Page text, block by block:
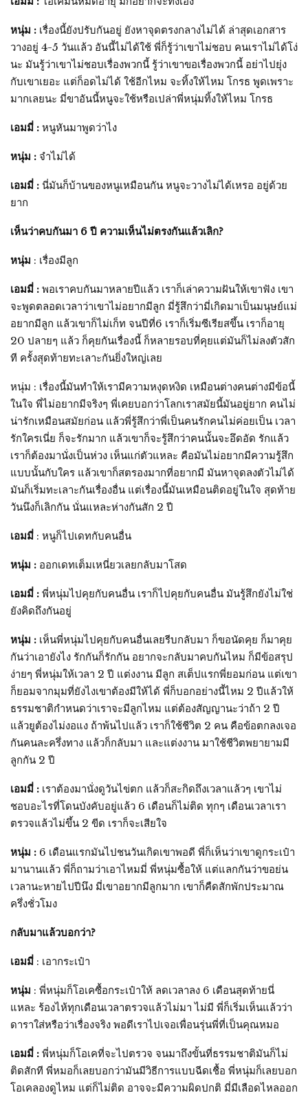
หนุ่ม : เรื่องนี้ยังปรับกันอยู่ ยังหาจุดตรงกลางไม่ได้ ล่าสุดเอกสาร
วางอยู่ 4-5 วันแล้ว อันนี้ไม่ได้ใช้ พี่ก็รู้ว่าเขาไม่ชอบ คนเราไม่ได้โง่
นะ มันรู้ว่าเขาไม่ชอบเรื่องพวกนี้ รู้ว่าเขาขอเรื่องพวกนี้ อย่าไปยุ่ง
กับเขาเยอะ แต่ก็อดไม่ได้ ใช้อีกไหม จะทิ้งให้ไหม โกรธ พูดเพราะ
มากเลยนะ มี่ขาอันนี้หนูจะใช้หรือเปล่าพี่หนุ่มทิ้งให้ไหม โกรธ
เอมมี่ : หนูหันมาพูดว่าไง
หนุ่ม : จำไม่ได้
เอมมี่ : นี่มันก็บ้านของหนูเหมือนกัน หนูจะวางไม่ได้เหรอ อยู่ด้วย
ยาก
เห็นว่าคบกันมา 6 ปี ความเห็นไม่ตรงกันแล้วเลิก?
หนุ่ม : เรื่องมีลูก
เอมมี่ : พอเราคบกันมาหลายปีแล้ว เราก็เล่าความฝันให้เขาฟัง เขา
จะพูดตลอดเวลาว่าเขาไม่อยากมีลูก มี่รู้สึกว่ามี่เกิดมาเป็นมนุษย์แม่
อยากมีลูก แล้วเขาก็ไม่เก็ท จนปีที่6 เราก็เริ่มซีเรียสขึ้น เราก็อายุ
20 ปลายๆ แล้ว ก็คุยกันเรื่องนี้ ก็หลายรอบที่คุยแต่มันก็ไม่ลงตัวสัก
ที ครั้งสุดท้ายทะเลาะกันยิ่งใหญ่เลย
หนุ่ม : เรื่องนี้มันทำให้เรามีความหงุดหงิด เหมือนต่างคนต่างมีข้อนี้
ในใจ พี่ไม่อยากมีจริงๆ พี่เคยบอกว่าโลกเราสมัยนี้มันอยู่ยาก คนไม่
น่ารักเหมือนสมัยก่อน แล้วพี่รู้สึกว่าพี่เป็นคนรักคนไม่ค่อยเป็น เวลา
รักใครเนี่ย ก็จะรักมาก แล้วเขาก็จะรู้สึกว่าคนนั้นจะอึดอัด รักแล้ว
เราก็ต้องมานั่งเป็นห่วง เห็นแก่ตัวแหละ คือมันไม่อยากมีความรู้สึก
แบบนั้นกับใคร แล้วเขาก็สตรองมากที่อยากมี มันหาจุดลงตัวไม่ได้
มันก็เริ่มทะเลาะกันเรื่องอื่น แต่เรื่องนี้มันเหมือนติดอยู่ในใจ สุดท้าย
วันนึงก็เลิกกัน นั่นแหละห่างกันสัก 2 ปี
เอมมี่ : หนูก็ไปเดทกับคนอื่น
หนุ่ม : ออกเดทเต็มเหนี่ยวเลยกลับมาโสด
เอมมี่ : พี่หนุ่มไปคุยกับคนอื่น เราก็ไปคุยกับคนอื่น มันรู้สึกยังไม่ใช่
ยังคิดถึงกันอยู่
หนุ่ม : เห็นพี่หนุ่มไปคุยกับคนอื่นเลยรีบกลับมา ก็ขอนัดคุย ก็มาคุย
กันว่าเอายังไง รักกันก็รักกัน อยากจะกลับมาคบกันไหม ก็มีข้อสรุป
ง่ายๆ พี่หนุ่มให้เวลา 2 ปี แต่งงาน มีลูก สเต็ปแรกพี่ยอมก่อน แต่เขา
ก็ยอมจากมุมที่ยังไงเขาต้องมีให้ได้ พี่ก็บอกอย่างนี้ไหม 2 ปีแล้วให้
ธรรมชาติกำหนดว่าเราจะมีลูกไหม แต่ต้องสัญญานะว่าถ้า 2 ปี
แล้วยูต้องไม่งอแง ถ้าพ้นไปแล้ว เราก็ใช้ชีวิต 2 คน คือข้อตกลงเจอ
กันคนละครึ่งทาง แล้วก็กลับมา และแต่งงาน มาใช้ชีวิตพยายามมี
ลูกกัน 2 ปี
เอมมี่ : เราต้องมานั่งดูวันไข่ตก แล้วก็สะกิดถึงเวลาแล้วๆ เขาไม่
ชอบอะไรที่โดนบังคับอยู่แล้ว 6 เดือนก็ไม่ติด ทุกๆ เดือนเวลาเรา
ตรวจแล้วไม่ขึ้น 2 ขีด เราก็จะเสียใจ
หนุ่ม : 6 เดือนแรกมันไปชนวันเกิดเขาพอดี พี่ก็เห็นว่าเขาดูกระเป๋า
มานานแล้ว พี่ก็ถามว่าเอาไหมมี่ พี่หนุ่มซื้อให้ แต่แลกกันว่าขอย่น
เวลานะหายไปปีนึง มี่เขาอยากมีลูกมาก เขาก็คืดสักพักประมาณ
ครึ่งชั่วโมง
กลับมาแล้วบอกว่า?
เอมมี่ : เอากระเป๋า
หนุ่ม : พี่หนุ่มก็โอเคซื้อกระเป๋าให้ ลดเวลาลง 6 เดือนสุดท้ายนี่
แหละ ร้องไห้ทุกเดือนเวลาตรวจแล้วไม่มา ไม่มี พี่ก็เริ่มเห็นแล้วว่า
ดาราใส่หรือว่าเรื่องจริง พอดีเราไปเจอเพื่อนรุ่นพี่ที่เป็นคุณหมอ
เอมมี่ : พี่หนุ่มก็โอเคที่จะไปตรวจ จนมาถึงขั้นที่ธรรมชาติมันก็ไม่
ติดสักที พี่หมอก็เลยบอกว่ามันมีวิธีการแบบฉีดเชื้อ พี่หนุ่มก็เลยบอก
โอเคลองดูไหม แต่ก็ไม่ติด อาจจะมีความผิดปกติ มี่มีเลือดไหลออก